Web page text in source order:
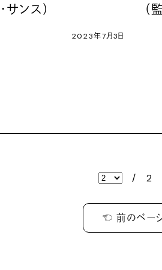
サンス）
2023年7月3日
（
/ 2
☜ 前のペー